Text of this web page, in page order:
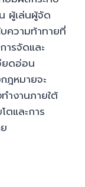
ผู้เล่นผู้จัด
ความท้าทายที่
รจัดและ
ยดอ่อน
ฎหมายจะ
ำงานภายใต้
และการ